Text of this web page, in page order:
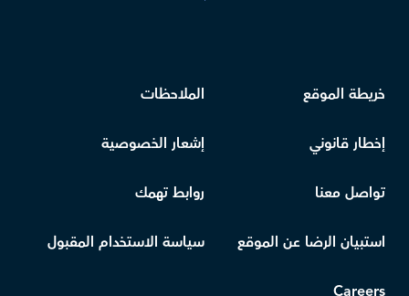
خريطة الموقع الملاحظات
إخطار قانوني إشعار الخصوصية
تواصل معنا روابط تهمك
استبيان الرضا عن الموقع سياسة الاستخدام المقبول